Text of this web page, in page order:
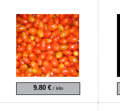
9.80 €/ kilo